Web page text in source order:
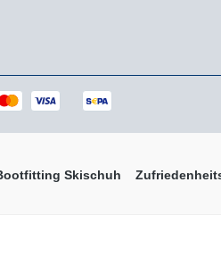
Skischuh
und ggf. Nachnahmegebühren,